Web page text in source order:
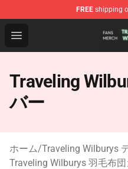
FREE shipping
Open menu
Traveling Wilburys
Traveling
バー
ホーム/Traveling Wilburys
Traveling Wilburys 羽毛布